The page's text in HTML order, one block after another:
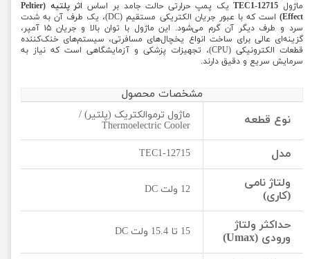
ماژول TEC1-12715یک پمپ حرارتی حالت جامد بر اساس
اثر پلتیه (Peltier
Effect)
است که با عبور جریان الکتریکی مستقیم (DC)، یک طرف آن به شدت
سرد و طرف دیگر آن گرم می‌شود. این ماژول با توان بالا و جریان ۱۵ آمپر،
گزینه‌ای عالی برای ساخت انواع یخچال‌های مسافرتی، سیستم‌های خنک‌کننده
قطعات الکترونیکی (CPU)، تجهیزات پزشکی و آزمایشگاهی است که نیاز به
سرمایش سریع و دقیق دارند.
مشخصات محصول
نوع قطعه
ماژول ترموالکتریک (پلتیر) /
Thermoelectric Cooler
مدل TEC1-12715
ولتاژ نامی
(کاری)
12 ولت DC
حداکثر ولتاژ
ورودی (Umax)
15 تا 15.4 ولت DC